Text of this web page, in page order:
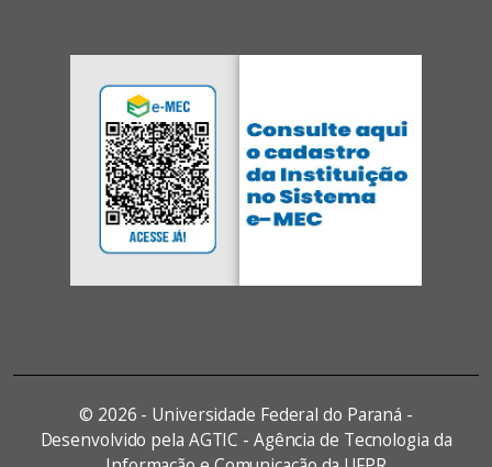
© 2026 - Universidade Federal do Paraná -
Desenvolvido pela AGTIC - Agência de Tecnologia da